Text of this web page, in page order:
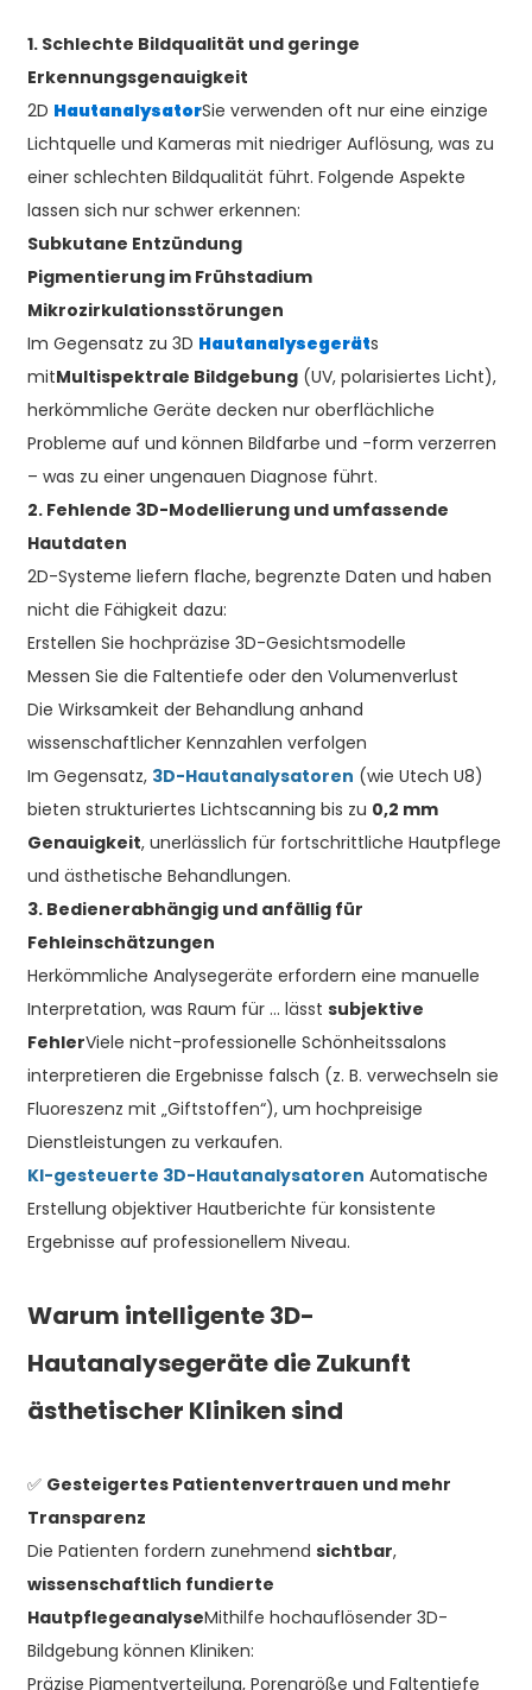
1. Schlechte Bildqualität und geringe
Erkennungsgenauigkeit
2D HautanalysatorSie verwenden oft nur eine einzige
Lichtquelle und Kameras mit niedriger Auflösung, was zu
einer schlechten Bildqualität führt. Folgende Aspekte
lassen sich nur schwer erkennen:
Subkutane Entzündung
Pigmentierung im Frühstadium
Mikrozirkulationsstörungen
Im Gegensatz zu 3D Hautanalysegeräts
mitMultispektrale Bildgebung(UV, polarisiertes Licht),
herkömmliche Geräte decken nur oberflächliche
Probleme auf und können Bildfarbe und -form verzerren
– was zu einer ungenauen Diagnose führt.
2. Fehlende 3D-Modellierung und umfassende
Hautdaten
2D-Systeme liefern flache, begrenzte Daten und haben
nicht die Fähigkeit dazu:
Erstellen Sie hochpräzise 3D-Gesichtsmodelle
Messen Sie die Faltentiefe oder den Volumenverlust
Die Wirksamkeit der Behandlung anhand
wissenschaftlicher Kennzahlen verfolgen
Im Gegensatz, 3D-Hautanalysatoren (wie Utech U8)
bieten strukturiertes Lichtscanning bis zu 0,2 mm
Genauigkeit, unerlässlich für fortschrittliche Hautpflege
und ästhetische Behandlungen.
3. Bedienerabhängig und anfällig für
Fehleinschätzungen
Herkömmliche Analysegeräte erfordern eine manuelle
Interpretation, was Raum für … lässt subjektive
FehlerViele nicht-professionelle Schönheitssalons
interpretieren die Ergebnisse falsch (z. B. verwechseln sie
Fluoreszenz mit „Giftstoffen“), um hochpreisige
Dienstleistungen zu verkaufen.
KI-gesteuerte 3D-Hautanalysatoren Automatische
Erstellung objektiver Hautberichte für konsistente
Ergebnisse auf professionellem Niveau.
Warum intelligente 3D-
Hautanalysegeräte die Zukunft
ästhetischer Kliniken sind
✅ Gesteigertes Patientenvertrauen und mehr
Transparenz
Die Patienten fordern zunehmend sichtbar,
wissenschaftlich fundierte
HautpflegeanalyseMithilfe hochauflösender 3D-
Bildgebung können Kliniken:
Präzise Pigmentverteilung, Porengröße und Faltentiefe